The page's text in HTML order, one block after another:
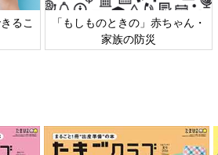
よくあることだと保護者自身が「知
いるところを見ても、「うちの子は異
なんだ」と思えれば気が楽になります
ってできるの？」と子どもに聞かれた
ひとつに、「おとうさんとおかあさん
のがいやだから」という人もいるでし
いては「おかあさん（おとうさん）の
るこ
「もしものときの」赤ちゃん・
家族の防災